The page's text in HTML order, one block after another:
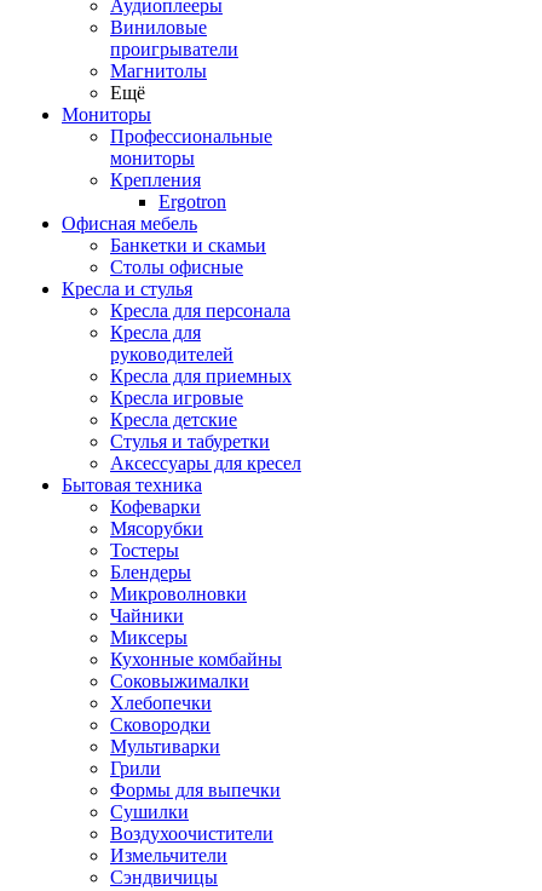
Аудиоплееры
Виниловые
проигрыватели
Магнитолы
Ещё
Мониторы
Профессиональные
мониторы
Крепления
Ergotron
Офисная мебель
Банкетки и скамьи
Столы офисные
Кресла и стулья
Кресла для персонала
Кресла для
руководителей
Кресла для приемных
Кресла игровые
Кресла детские
Стулья и табуретки
Аксессуары для кресел
Бытовая техника
Кофеварки
Мясорубки
Тостеры
Блендеры
Микроволновки
Чайники
Миксеры
Кухонные комбайны
Соковыжималки
Хлебопечки
Сковородки
Мультиварки
Грили
Формы для выпечки
Сушилки
Воздухоочистители
Измельчители
Сэндвичицы